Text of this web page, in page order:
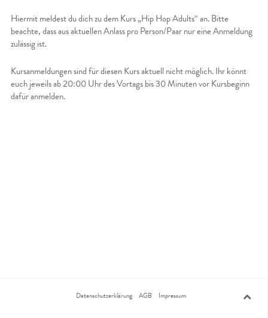
Hiermit meldest du dich zu dem Kurs „Hip Hop Adults“ an. Bitte
beachte, dass aus aktuellen Anlass pro Person/Paar nur eine Anmeldung
zulässig ist.
Kursanmeldungen sind für diesen Kurs aktuell nicht möglich. Ihr könnt
euch jeweils ab 20:00 Uhr des Vortags bis 30 Minuten vor Kursbeginn
dafür anmelden.
Datenschutzerklärung AGB Impressum